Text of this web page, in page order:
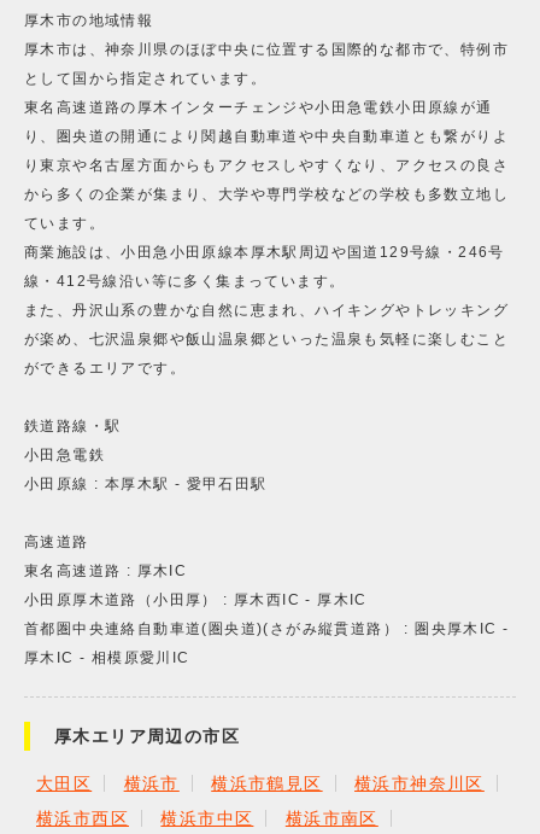
厚木市の地域情報
厚木市は、神奈川県のほぼ中央に位置する国際的な都市で、特例市
として国から指定されています。
東名高速道路の厚木インターチェンジや小田急電鉄小田原線が通
り、圏央道の開通により関越自動車道や中央自動車道とも繋がりよ
り東京や名古屋方面からもアクセスしやすくなり、アクセスの良さ
から多くの企業が集まり、大学や専門学校などの学校も多数立地し
ています。
商業施設は、小田急小田原線本厚木駅周辺や国道129号線・246号
線・412号線沿い等に多く集まっています。
また、丹沢山系の豊かな自然に恵まれ、ハイキングやトレッキング
が楽め、七沢温泉郷や飯山温泉郷といった温泉も気軽に楽しむこと
ができるエリアです。
鉄道路線・駅
小田急電鉄
小田原線 : 本厚木駅 - 愛甲石田駅
高速道路
東名高速道路 : 厚木IC
小田原厚木道路（小田厚） : 厚木西IC - 厚木IC
首都圏中央連絡自動車道(圏央道)(さがみ縦貫道路） : 圏央厚木IC -
厚木IC - 相模原愛川IC
厚木エリア周辺の市区
大田区 横浜市 横浜市鶴見区
横浜市神奈川区
横浜市西区
横浜市中区 横浜市南区